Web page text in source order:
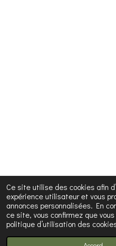
Ce site utilise des cookies afin
expérience utilisateur et vous
annonces personnalisées. En
ce site, vous confirmez que
politique d’utilisation des
© 2023 - 2026 Les Découvertes